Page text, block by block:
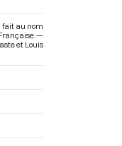
fait au nom
—
et Louis